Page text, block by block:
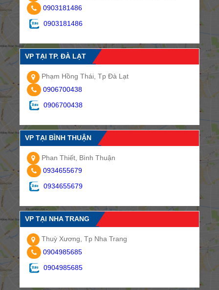
0903181486
0903181486
VP TẠI TP. ĐÀ LẠT
Phạm Hồng Thái, Tp Đà Lạt
0906700438
0906700438
VP TẠI BÌNH THUẬN
Phan Thiết, Bình Thuận
0934655679
0934655679
VP TẠI NHA TRANG
Thuỳ Xương, Tp Nha Trang
0904985685
0904985685